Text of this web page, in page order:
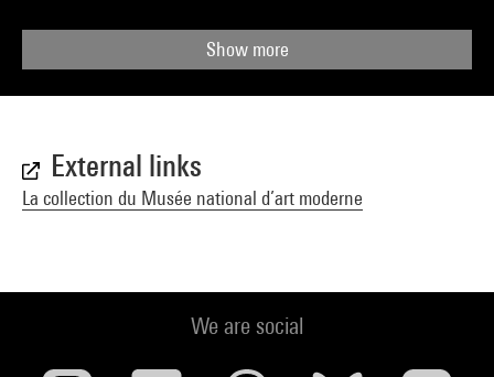
Show more
External links
La collection du Musée national d’art moderne
We are social